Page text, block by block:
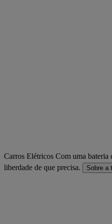
Carros Elétricos Com uma bateria
liberdade de que precisa.
Sobre a